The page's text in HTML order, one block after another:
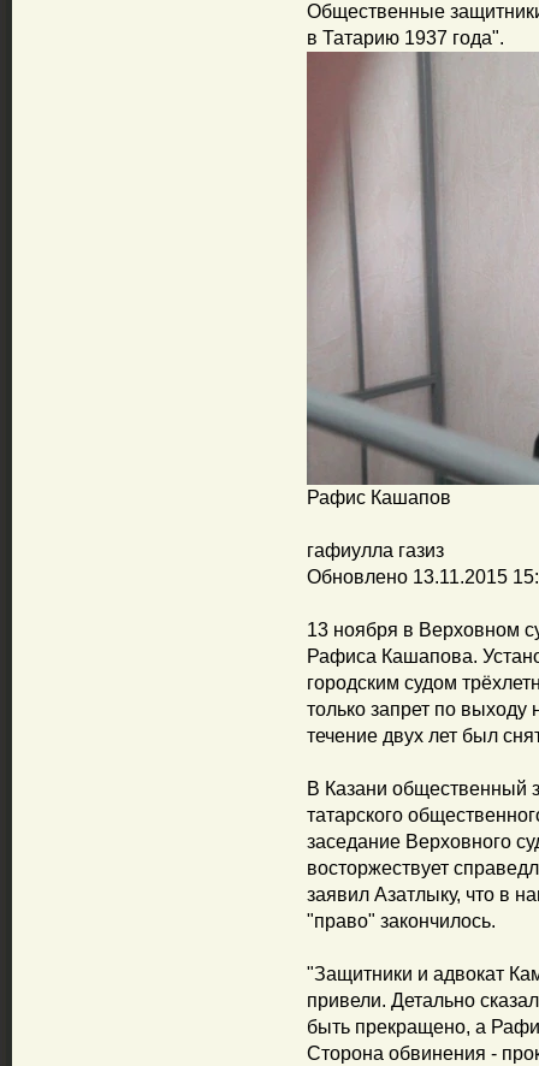
Общественные
в Татарию 1937 года".
Рафис Кашапов
гафиулла газиз
Обновлено 13.11.2015
13 ноября в Верховном
Рафиса Кашапова.
городским судом
только запрет по выходу
течение двух лет был
В Казани общественный
татарского
заседание Верховного
восторжествует
заявил Азатлыку, что в
"право" закончилось.
"Защитники и адвокат
привели. Детально
быть прекращено, а
Сторона обвинения -